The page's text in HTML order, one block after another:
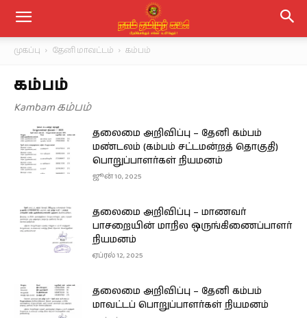
முகப்பு தேனி மாவட்டம் கம்பம்
கம்பம்
Kambam கம்பம்
தலைமை அறிவிப்பு – தேனி கம்பம்
மண்டலம் (கம்பம் சட்டமன்றத் தொகுதி)
பொறுப்பாளர்கள் நியமனம்
ஜூன் 10, 2025
தலைமை அறிவிப்பு – மாணவர்
பாசறையின் மாநில ஒருங்கிணைப்பாளர்
நியமனம்
ஏப்ரல் 12, 2025
தலைமை அறிவிப்பு – தேனி கம்பம்
மாவட்டப் பொறுப்பாளர்கள் நியமனம்